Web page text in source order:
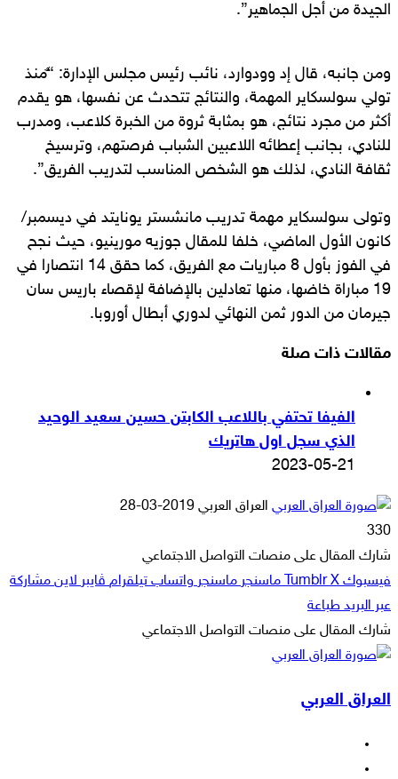
الجيدة من أجل الجماهير”.
ومن جانبه، قال إد وودوارد، نائب رئيس مجلس الإدارة: “ٌمنذ
تولي سولسكاير المهمة، والنتائج تتحدث عن نفسها، هو يقدم
أكثر من مجرد نتائج، هو بمثابة ثروة من الخبرة كلاعب، ومدرب
للنادي، بجانب إعطائه اللاعبين الشباب فرصتهم، وترسيخ
ثقافة النادي، لذلك هو الشخص المناسب لتدريب الفريق”.
وتولى سولسكاير مهمة تدريب مانشستر يونايتد في ديسمبر/
كانون الأول الماضي، خلفا للمقال جوزيه مورينيو، حيث نجح
في الفوز بأول 8 مباريات مع الفريق، كما حقق 14 انتصارا في
19 مباراة خاضها، منها تعادلين بالإضافة لإقصاء باريس سان
جيرمان من الدور ثمن النهائي لدوري أبطال أوروبا.
مقالات ذات صلة
الفيفا تحتفي باللاعب الكابتن حسين سعيد الوحيد
الذي سجل اول هاتريك
2023-05-21
العراق العربي أرسل
إلكترونيا
2019-03-28
330
شارك المقال على منصات التواصل الاجتماعي
فيسبوك ‫X ماسنجر ماسنجر واتساب تيلقرام ڤايبر لاين مشاركة
عبر البريد طباعة
شارك المقال على منصات التواصل الاجتماعي
فيسبوك
‫X
ماسنجر
ماسنجر
واتساب
تيلقرام
ڤايبر
لاين
مشاركة
البريد
طباعة
العراق العربي